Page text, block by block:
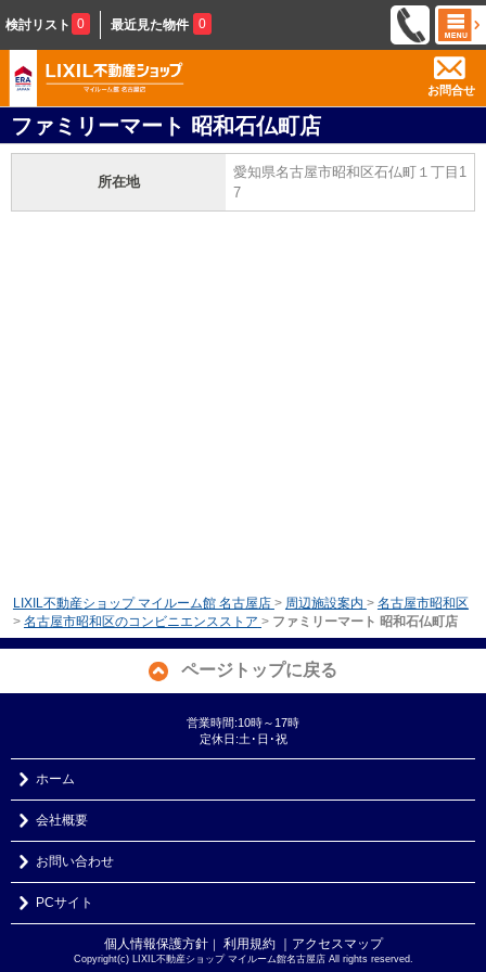
検討リスト 0 最近見た物件 0
お問合せ
ファミリーマート 昭和石仏町店
所在地
愛知県名古屋市昭和区石仏町１丁目1
7
LIXIL不動産ショップ マイルーム館 名古屋店 > 周辺施設案内 > 名古屋市昭和区
> 名古屋市昭和区のコンビニエンスストア > ファミリーマート 昭和石仏町店
ページトップに戻る
営業時間:10時～17時
定休日:土･日･祝
ホーム
会社概要
お問い合わせ
PCサイト
個人情報保護方針｜ 利用規約 ｜アクセスマップ
Copyright(c) LIXIL不動産ショップ マイルーム館名古屋店 All rights reserved.